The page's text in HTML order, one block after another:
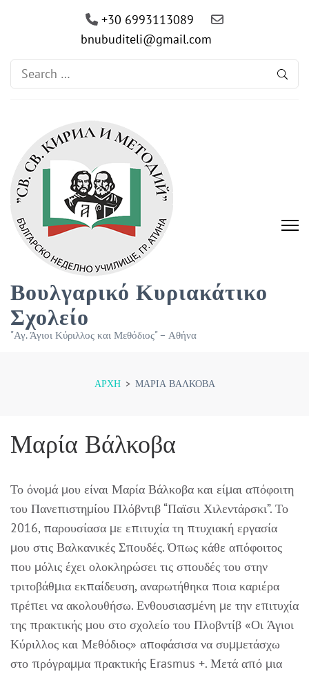
+30 6993113089
bnubuditeli@gmail.com
Search
for:
Βουλγαρικό Κυριακάτικο
Σχολείο
"Αγ. Άγιοι Κύριλλος και Μεθόδιος" – Αθήνα
ΑΡΧΉ > ΜΑΡΊΑ ΒΆΛΚΟΒΑ
Μαρία Βάλκοβα
Το όνομά μου είναι Μαρία Βάλκοβα και είμαι απόφοιτη
του Πανεπιστημίου Πλόβντιβ “Παϊσιι Χιλεντάρσκι”. Το
2016, παρουσίασα με επιτυχία τη πτυχιακή εργασία
μου στις Βαλκανικές Σπουδές. Όπως κάθε απόφοιτος
που μόλις έχει ολοκληρώσει τις σπουδές του στην
τριτοβάθμια εκπαίδευση, αναρωτήθηκα ποια καριέρα
πρέπει να ακολουθήσω. Ενθουσιασμένη με την επιτυχία
της πρακτικής μου στο σχολείο του Πλοβντίβ «Οι Άγιοι
Κύριλλος και Μεθόδιος» αποφάσισα να συμμετάσχω
στο πρόγραμμα πρακτικής Erasmus +. Μετά από μια